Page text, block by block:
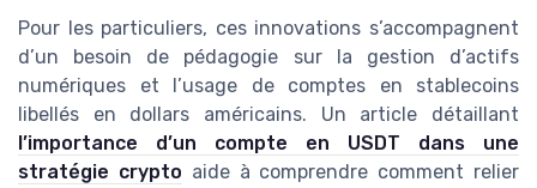
Pour les particuliers, ces innovations s’accompagnent
d’un besoin de pédagogie sur la gestion d’actifs
numériques et l’usage de comptes en stablecoins
libellés en dollars américains. Un article détaillant
l’importance d’un compte en USDT dans une
stratégie crypto aide à comprendre comment relier